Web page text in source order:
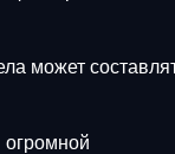
может